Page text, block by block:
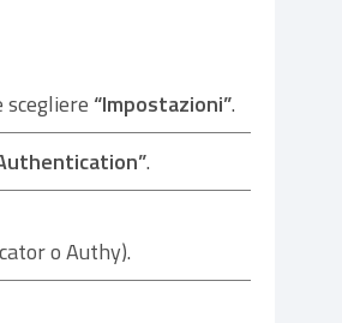
scegliere “Impostazioni”.
.
o Authy).